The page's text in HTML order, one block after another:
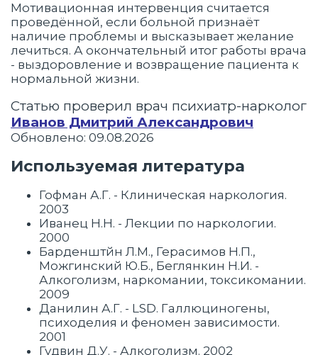
Мотивационная интервенция считается
проведённой, если больной признаёт
наличие проблемы и высказывает желание
лечиться. А окончательный итог работы врача
- выздоровление и возвращение пациента к
нормальной жизни.
Статью проверил врач психиатр-нарколог
Иванов Дмитрий Александрович
Обновлено: 09.08.2026
Используемая литература
Гофман А.Г. - Клиническая наркология.
2003
Иванец Н.Н. - Лекции по наркологии.
2000
Барденштйн Л.М., Герасимов Н.П.,
Можгинский Ю.Б., Беглянкин Н.И. -
Алкоголизм, наркомании, токсикомании.
2009
Данилин А.Г. - LSD. Галлюциногены,
психоделия и феномен зависимости.
2001
Гудвин Д.У. - Алкоголизм. 2002